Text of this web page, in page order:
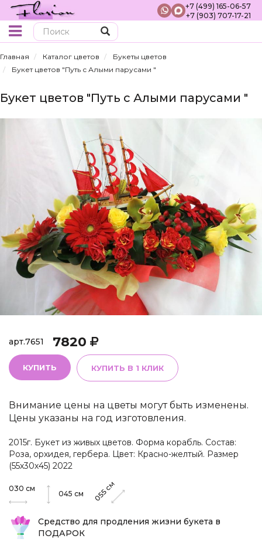
+7 (499) 165-06-57
+7 (903) 707-17-21
Главная Каталог цветов
Букеты цветов
Букет цветов "Путь с Алыми парусами "
Букет цветов "Путь с Алыми парусами "
арт.7651 7820
КУПИТЬ КУПИТЬ В 1 КЛИК
Внимание цены на цветы могут быть изменены.
Цены указаны на год изготовления.
2015г. Букет из живых цветов. Форма корабль. Состав:
Роза, орхидея, гербера. Цвет: Красно-желтый. Размер
(55х30х45) 2022
030 см
045 см 055
см
Средство для продления жизни букета в
ПОДАРОК